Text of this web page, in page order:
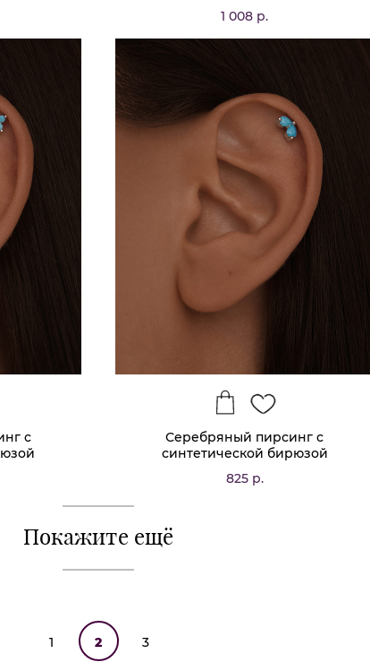
1 008 р.
с
Серебряный пирсинг с
синтетической бирюзой
825 р.
Покажите ещё
1 2 3